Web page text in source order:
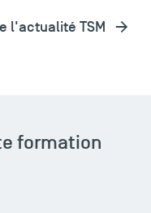
l'actualité TSM
formation